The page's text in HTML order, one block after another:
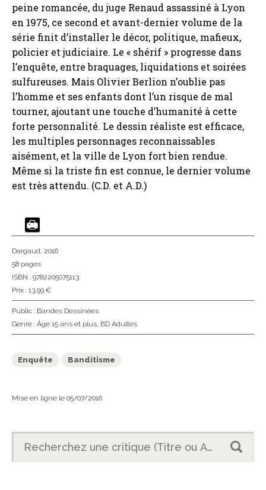
peine romancée, du juge Renaud assassiné à Lyon
en 1975, ce second et avant-dernier volume de la
série finit d’installer le décor, politique, mafieux,
policier et judiciaire. Le « shérif » progresse dans
l’enquête, entre braquages, liquidations et soirées
sulfureuses. Mais Olivier Berlion n’oublie pas
l’homme et ses enfants dont l’un risque de mal
tourner, ajoutant une touche d’humanité à cette
forte personnalité. Le dessin réaliste est efficace,
les multiples personnages reconnaissables
aisément, et la ville de Lyon fort bien rendue.
Même si la triste fin est connue, le dernier volume
est très attendu. (C.D. et A.D.)
Dargaud, 2016
58 pages
ISBN : 9782205075113
Prix : 13,99 €
Public : Bandes Dessinées
Genre : Âge 15 ans et plus, BD Adultes
Enquête Banditisme
Mise en ligne le 05/07/2016